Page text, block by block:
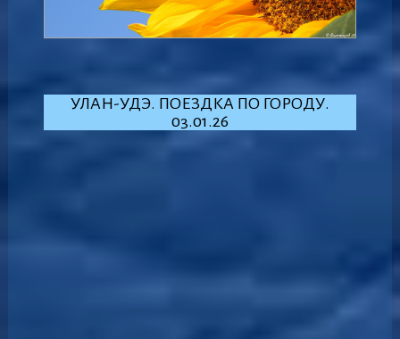
УЛАН-УДЭ. ПОЕЗДКА ПО ГОРОДУ.
03.01.26